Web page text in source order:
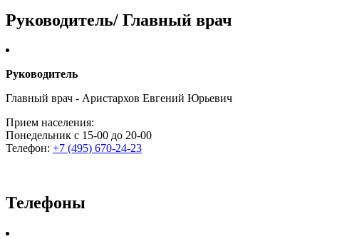
Руководитель/ Главный врач
Руководитель
Главный врач - Аристархов Евгений Юрьевич
Прием населения:
Понедельник с 15-00 до 20-00
Телефон: +7 (495) 670-24-23
Телефоны